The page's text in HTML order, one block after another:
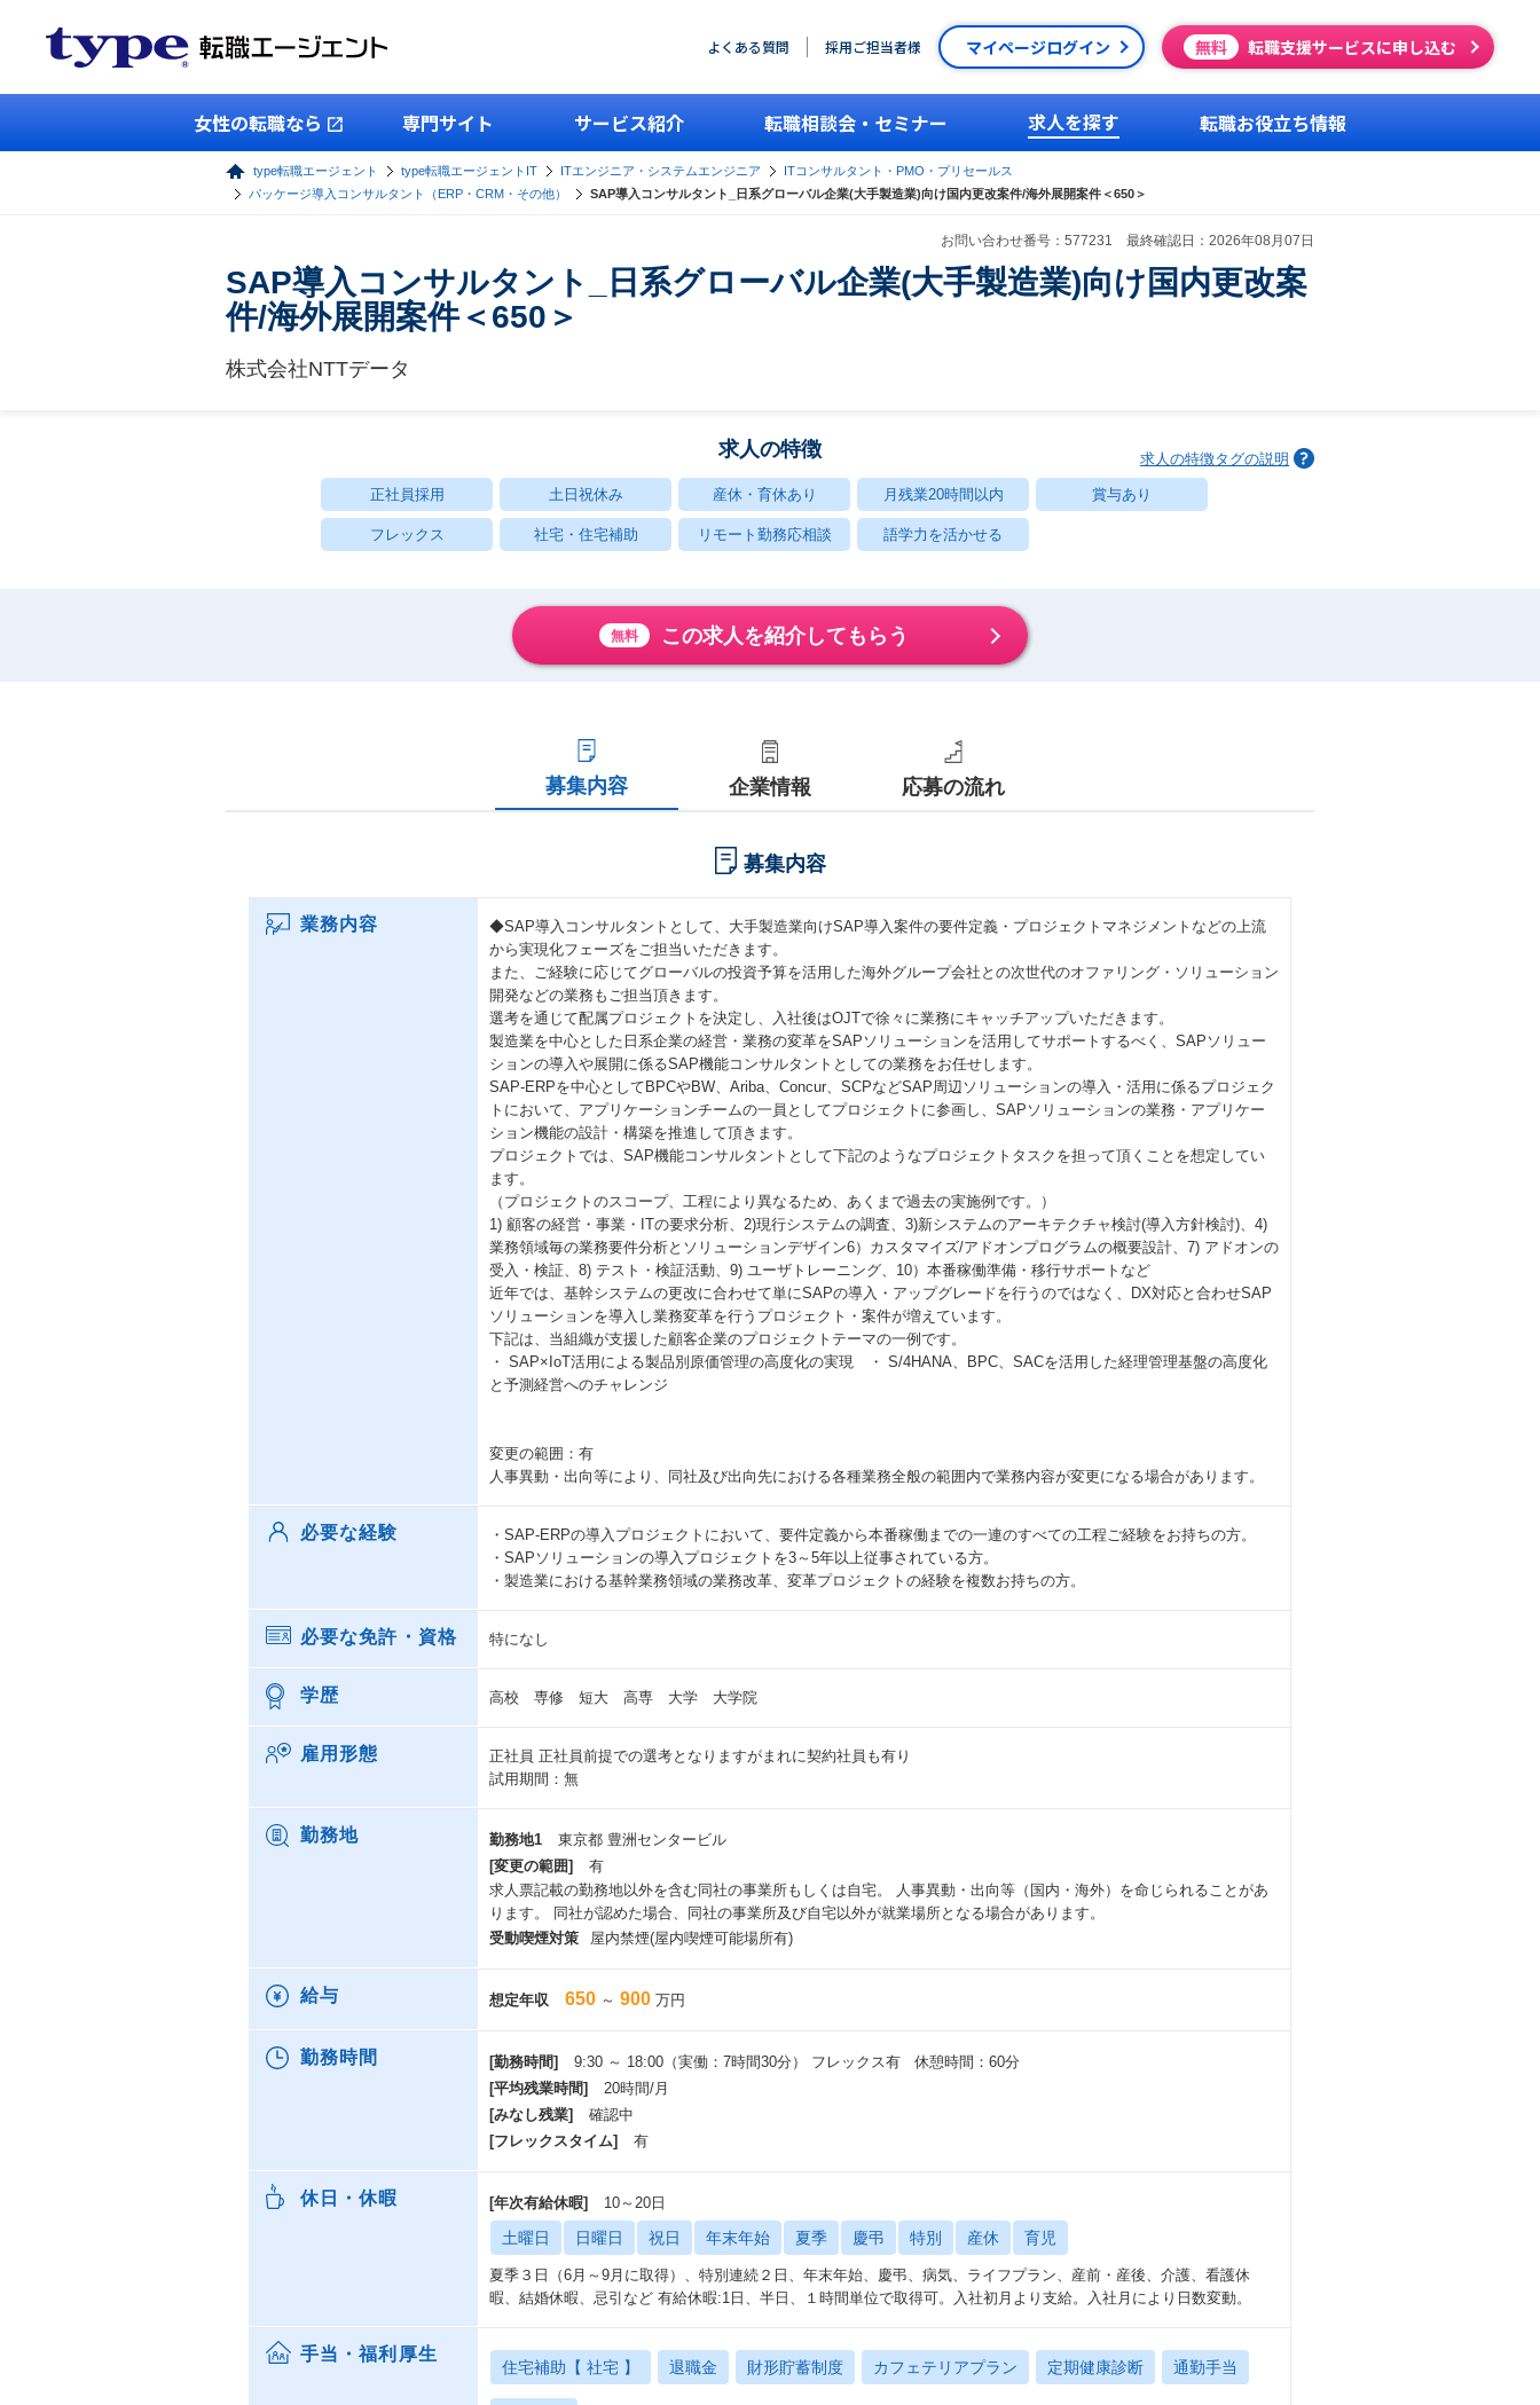
よくある質問 採用ご担当者様 マイページログイン 無料 転職支援サービスに申し込む
女性の転職なら 専門サイト サービス紹介 転職相談会・セミナー 求人を探す 転職お役立ち情報
type転職エージェント type転職エージェントIT ITエンジニア・システムエンジニア
ITコンサルタント・PMO・プリセールス
パッケージ導入コンサルタント（ERP・CRM・その他）
SAP導入コンサルタント_日系グローバル企業(大手製造業)向け国内更改案件/海外展開案件＜650＞
お問い合わせ番号：577231 最終確認日：2026年08月07日
SAP導入コンサルタント_日系グローバル企業(大手製造業)向け国内更改案
件/海外展開案件＜650＞
株式会社NTTデータ
求人の特徴 求人の特徴タグの説明
正社員採用 土日祝休み 産休・育休あり 月残業20時間以内 賞与あり
フレックス 社宅・住宅補助 リモート勤務応相談 語学力を活かせる
無料 この求人を紹介してもらう
募集内容 企業情報 応募の流れ
募集内容
業務内容
◆SAP導入コンサルタントとして、大手製造業向けSAP導入案件の要件定義・プロジェクトマネジメントなどの上流
から実現化フェーズをご担当いただきます。
また、ご経験に応じてグローバルの投資予算を活用した海外グループ会社との次世代のオファリング・ソリューション
開発などの業務もご担当頂きます。
選考を通じて配属プロジェクトを決定し、入社後はOJTで徐々に業務にキャッチアップいただきます。
製造業を中心とした日系企業の経営・業務の変革をSAPソリューションを活用してサポートするべく、SAPソリュー
ションの導入や展開に係るSAP機能コンサルタントとしての業務をお任せします。
SAP-ERPを中心としてBPCやBW、Ariba、Concur、SCPなどSAP周辺ソリューションの導入・活用に係るプロジェク
トにおいて、アプリケーションチームの一員としてプロジェクトに参画し、SAPソリューションの業務・アプリケー
ション機能の設計・構築を推進して頂きます。
プロジェクトでは、SAP機能コンサルタントとして下記のようなプロジェクトタスクを担って頂くことを想定してい
ます。
（プロジェクトのスコープ、工程により異なるため、あくまで過去の実施例です。）
1) 顧客の経営・事業・ITの要求分析、2)現行システムの調査、3)新システムのアーキテクチャ検討(導入方針検討)、4)
業務領域毎の業務要件分析とソリューションデザイン6）カスタマイズ/アドオンプログラムの概要設計、7) アドオンの
受入・検証、8) テスト・検証活動、9) ユーザトレーニング、10）本番稼働準備・移行サポートなど
近年では、基幹システムの更改に合わせて単にSAPの導入・アップグレードを行うのではなく、DX対応と合わせSAP
ソリューションを導入し業務変革を行うプロジェクト・案件が増えています。
下記は、当組織が支援した顧客企業のプロジェクトテーマの一例です。
・ SAP×IoT活用による製品別原価管理の高度化の実現 ・ S/4HANA、BPC、SACを活用した経理管理基盤の高度化
と予測経営へのチャレンジ
変更の範囲：有
人事異動・出向等により、同社及び出向先における各種業務全般の範囲内で業務内容が変更になる場合があります。
必要な経験
・SAP-ERPの導入プロジェクトにおいて、要件定義から本番稼働までの一連のすべての工程ご経験をお持ちの方。
・SAPソリューションの導入プロジェクトを3～5年以上従事されている方。
・製造業における基幹業務領域の業務改革、変革プロジェクトの経験を複数お持ちの方。
必要な免許・資格 特になし
学歴 高校 専修 短大 高専 大学 大学院
雇用形態 正社員 正社員前提での選考となりますがまれに契約社員も有り
試用期間：無
勤務地 勤務地1
東京都 豊洲センタービル
[変更の範囲]
有
求人票記載の勤務地以外を含む同社の事業所もしくは自宅。 人事異動・出向等（国内・海外）を命じられることがあ
ります。 同社が認めた場合、同社の事業所及び自宅以外が就業場所となる場合があります。
受動喫煙対策
屋内禁煙(屋内喫煙可能場所有)
給与 想定年収 650 ～ 900 万円
勤務時間 [勤務時間]
9:30 ～ 18:00（実働：7時間30分） フレックス有 休憩時間：60分
[平均残業時間]
20時間/月
[みなし残業]
確認中
[フレックスタイム]
有
休日・休暇 [年次有給休暇] 10～20日
土曜日 日曜日 祝日 年末年始 夏季 慶弔 特別 産休 育児
夏季３日（6月～9月に取得）、特別連続２日、年末年始、慶弔、病気、ライフプラン、産前・産後、介護、看護休
暇、結婚休暇、忌引など 有給休暇:1日、半日、１時間単位で取得可。入社初月より支給。入社月により日数変動。
手当・福利厚生
住宅補助【 社宅 】 退職金 財形貯蓄制度 カフェテリアプラン 定期健康診断 通勤手当